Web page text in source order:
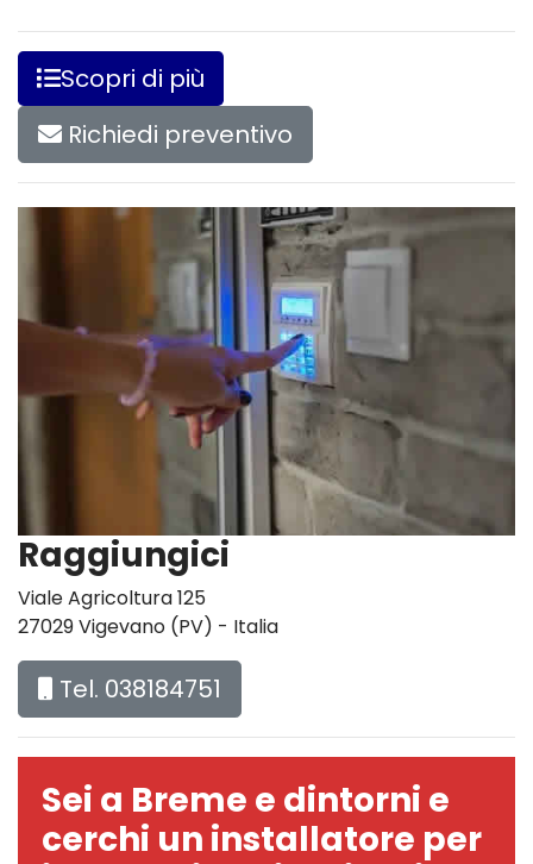
Scopri di più
Richiedi preventivo
Raggiungici
Viale Agricoltura 125
27029 Vigevano (PV) - Italia
Tel. 038184751
Sei a Breme e dintorni e
cerchi un installatore per